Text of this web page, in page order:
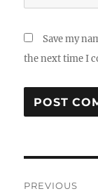
Save my
the next time I
PREVIOUS